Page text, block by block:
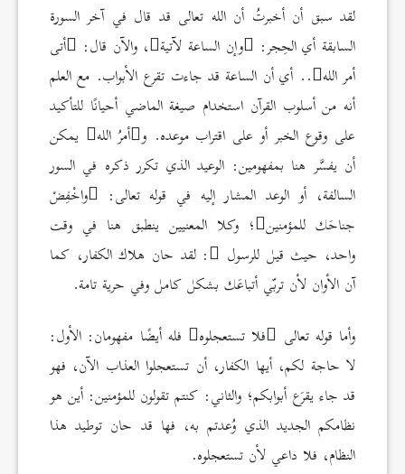
لقد سبق أن أخبرتُ أن الله تعالى قد قال في آخر السورة
السابقة أي الحِجر: وإن الساعة لآتية ، والآن قال: أتى
أمر الله .. أي أن الساعة قد جاءت تقرع الأبواب. مع العلم
أنه من أسلوب القرآن استخدام صيغة الماضي أحيانًا للتأكيد
على وقوع الخبر أو على اقتراب موعده. و أمرُ الله يمكن
أن يفسَّر هنا بمفهومين: الوعيد الذي تكرر ذكره في السور
السالفة، أو الوعد المشار إليه في قوله تعالى:
واخْفِضْ
جناحَك للمؤمنين ؛ وكلا المعنيين ينطبق هنا في وقت
واحد، حيث قيل للرسول
: لقد حان هلاك الكفار، كما
آن الأوان لأن تربّي أتباعَك بشكل كامل وفي حرية تامة.
وأما قوله تعالى فلا تستعجلوه فله أيضًا مفهومان: الأول:
لا حاجة لكم، أيها الكفار، أن تستعجلوا العذاب الآن، فهو
قد جاء يقرَع أبوابكم؛ والثاني: كنتم تقولون للمؤمنين: أين هو
نظامكم الجديد الذي وُعدتم به، فها قد حان توطيد هذا
النظام، فلا داعي لأن تستعجلوه.